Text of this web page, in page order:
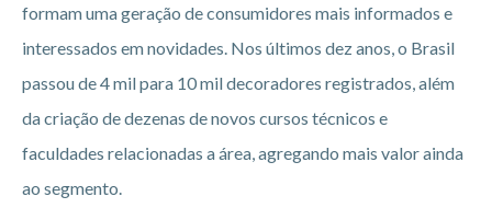
formam uma geração de consumidores mais informados e
interessados em novidades. Nos últimos dez anos, o Brasil
passou de 4 mil para 10 mil decoradores registrados, além
da criação de dezenas de novos cursos técnicos e
faculdades relacionadas a área, agregando mais valor ainda
ao segmento.